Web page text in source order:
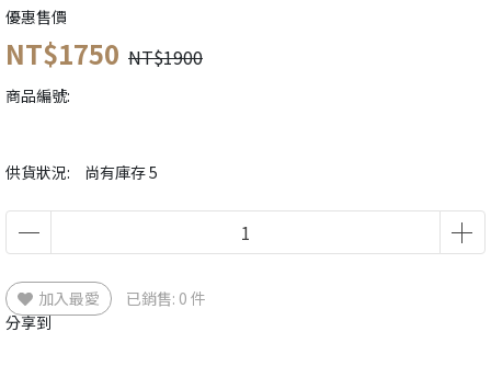
優惠售價
NT$1750 NT$1900
商品編號:
供貨狀況: 尚有庫存 5
加入最愛
已銷售: 0 件
分享到